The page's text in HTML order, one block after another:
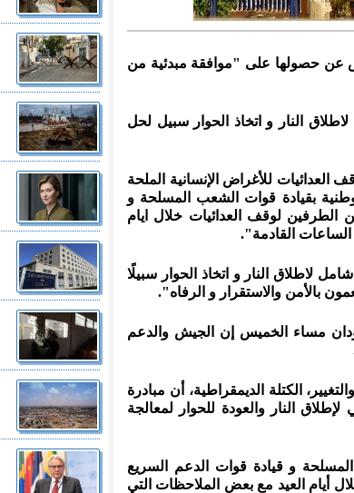
عن حصولها على "موافقة مبدئية من
النار و اتخاذ الحوار سبيل لحل
للأغراض الإنسانية الملحة
بقيادة قوات الشعب المسلحة و
لوقف العدائيات خلال ايام
الساعات القادمة".
لاطلاق النار و اتخاذ الحوار سبيلًا
بالأمن والاستقرار و الرفاه".
مساء الخميس إن الجيش والدعم
الكتلة الديمقراطية، أن مبادرة
النار والعودة للحوار لمعالجة
و قيادة قوات الدعم السريع
أيام العيد مع بعض الملاحظات التي